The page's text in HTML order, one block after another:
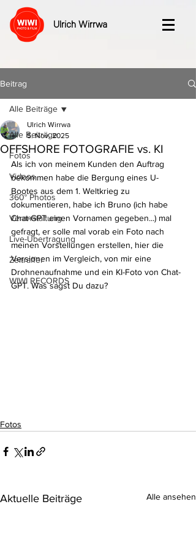
Ulrich Wirrwa
Beitrag
Alle Beiträge
Fotos
Videos
360° Photos
Veranstaltung
Live-Übertragung
Zeitraffer
WIWI RECORDS
Alle Beiträge
OFFSHORE FOTOGRAFIE vs. KI
Ulrich Wirrwa
5. Nov. 2025
Als ich von meinem Kunden den Auftrag
bekommen habe die Bergung eines U-
Bootes aus dem 1. Weltkrieg zu
dokumentieren, habe ich Bruno (ich habe
Chat-GPT einen Vornamen gegeben...) mal
gefragt, er solle mal vorab ein Foto nach
meinen Vorstellungen erstellen, hier die
Versionen im Vergleich, von mir eine
Drohnenaufnahme und ein KI-Foto von Chat-
GPT. Was sagst Du dazu?
Fotos
Aktuelle Beiträge Alle ansehen